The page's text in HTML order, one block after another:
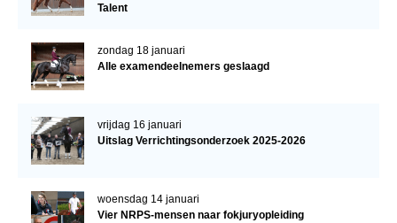
Talent
zondag 18 januari
Alle examendeelnemers geslaagd
vrijdag 16 januari
Uitslag Verrichtingsonderzoek 2025-2026
woensdag 14 januari
Vier NRPS-mensen naar fokjuryopleiding